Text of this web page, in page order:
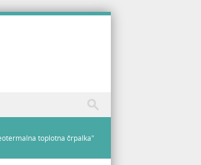
toplotna črpalka"